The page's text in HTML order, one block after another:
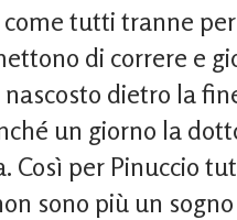
tutti tranne
di correre e
nascosto dietro la
un giorno la
Così per Pinuccio
sono più un